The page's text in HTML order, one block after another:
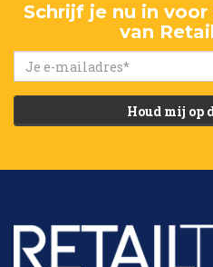
Schrijf je nu in
van
Houd mij op